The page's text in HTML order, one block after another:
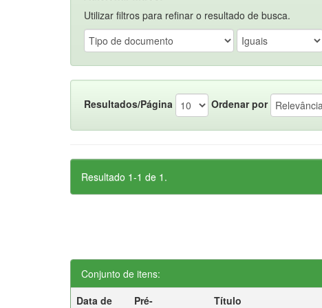
Utilizar filtros para refinar o resultado de busca.
Resultados/Página Ordenar por
Resultado 1-1 de 1.
Conjunto de itens:
Data de
Pré-
Título